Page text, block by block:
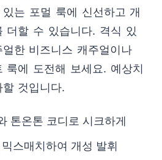
는 포멀 룩에 신선하고 개
더할 수 있습니다. 격식 있
한 비즈니스 캐주얼이나
룩에 도전해 보세요. 예상치
것입니다.
톤온톤 코디로 시크하게
스매치하여 개성 발휘